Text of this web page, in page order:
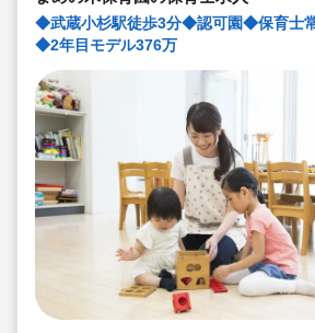
◆武蔵小杉駅徒歩3分◆認可園◆保育士
◆2年目モデル376万